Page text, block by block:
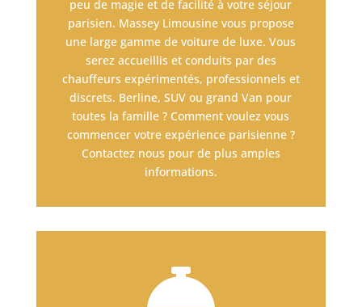
peu de magie et de facilité à votre séjour
parisien. Massey Limousine vous propose
une large gamme de voiture de luxe. Vous
serez accueillis et conduits par des
chauffeurs expérimentés, professionnels et
discrets. Berline, SUV ou grand Van pour
toutes la famille ? Comment voulez vous
commencer votre expérience parisienne ?
Contactez nous pour de plus amples
informations.